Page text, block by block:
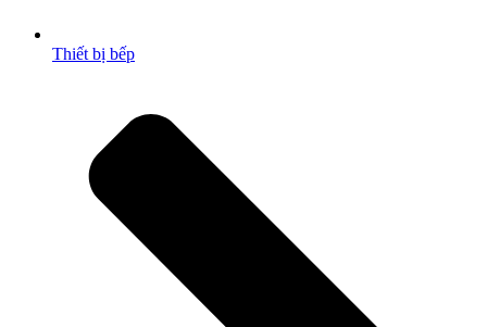
Thiết bị bếp